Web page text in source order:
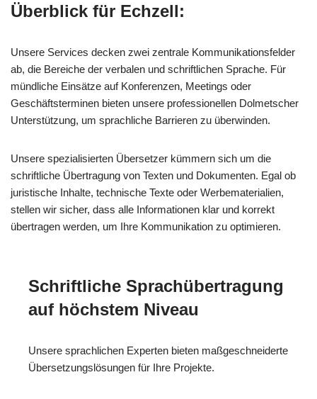
Überblick für Echzell:
Unsere Services decken zwei zentrale Kommunikationsfelder
ab, die Bereiche der verbalen und schriftlichen Sprache. Für
mündliche Einsätze auf Konferenzen, Meetings oder
Geschäftsterminen bieten unsere professionellen Dolmetscher
Unterstützung, um sprachliche Barrieren zu überwinden.
Unsere spezialisierten Übersetzer kümmern sich um die
schriftliche Übertragung von Texten und Dokumenten. Egal ob
juristische Inhalte, technische Texte oder Werbematerialien,
stellen wir sicher, dass alle Informationen klar und korrekt
übertragen werden, um Ihre Kommunikation zu optimieren.
Schriftliche Sprachübertragung
auf höchstem Niveau
Unsere sprachlichen Experten bieten maßgeschneiderte
Übersetzungslösungen für Ihre Projekte.